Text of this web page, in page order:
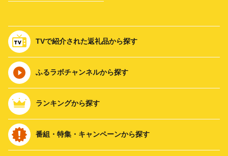
TVで紹介された返礼品から探す
ふるラボチャンネルから探す
ランキングから探す
番組・特集・キャンペーンから探す